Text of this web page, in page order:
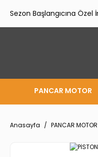
Sezon Başlangıcına Özel
PANCAR MOTOR
Anasayfa PANCAR MOTOR